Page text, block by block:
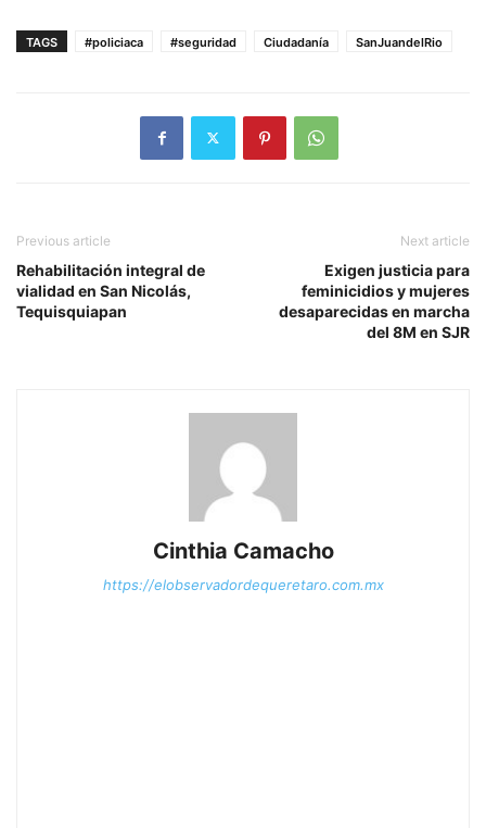
TAGS #policiaca #seguridad Ciudadanía SanJuandelRio
Previous article
Rehabilitación integral de
vialidad en San Nicolás,
Tequisquiapan
Next article
Exigen justicia para
feminicidios y mujeres
desaparecidas en marcha
del 8M en SJR
Cinthia Camacho
https://elobservadordequeretaro.com.mx